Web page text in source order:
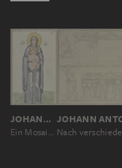
JOHANN ANTON RAMBOUX
Ein Mosaik im Atrium von San Marco in Venedig; Detailansicht von Maria mit dem Jesuskind